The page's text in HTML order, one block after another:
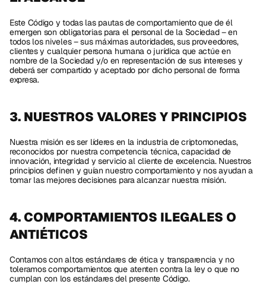
Este Código y todas las pautas de comportamiento que de él
emergen son obligatorias para el personal de la Sociedad – en
todos los niveles – sus máximas autoridades, sus proveedores,
clientes y cualquier persona humana o jurídica que actúe en
nombre de la Sociedad y/o en representación de sus intereses y
deberá ser compartido y aceptado por dicho personal de forma
expresa.
3. NUESTROS VALORES Y PRINCIPIOS
Nuestra misión es ser líderes en la industria de criptomonedas,
reconocidos por nuestra competencia técnica, capacidad de
innovación, integridad y servicio al cliente de excelencia. Nuestros
principios definen y guían nuestro comportamiento y nos ayudan a
tomar las mejores decisiones para alcanzar nuestra misión.
4. COMPORTAMIENTOS ILEGALES O
ANTIÉTICOS
Contamos con altos estándares de ética y transparencia y no
toleramos comportamientos que atenten contra la ley o que no
cumplan con los estándares del presente Código.